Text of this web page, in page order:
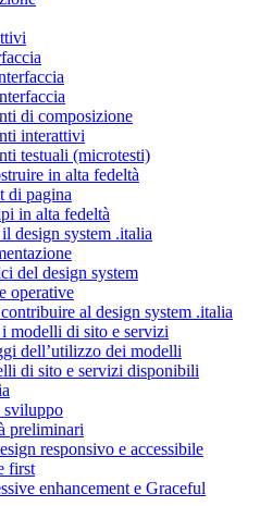
di composizione
interattivi
testuali (microtesti)
in alta fedeltà
di pagina
in alta fedeltà
design system .italia
del design system
operative
al design system .italia
modelli di sito e servizi
dell’utilizzo dei modelli
di sito e servizi disponibili
sviluppo
preliminari
responsivo e accessibile
first
enhancement e Graceful